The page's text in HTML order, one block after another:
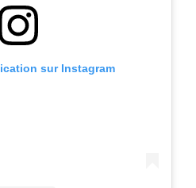
sur Instagram